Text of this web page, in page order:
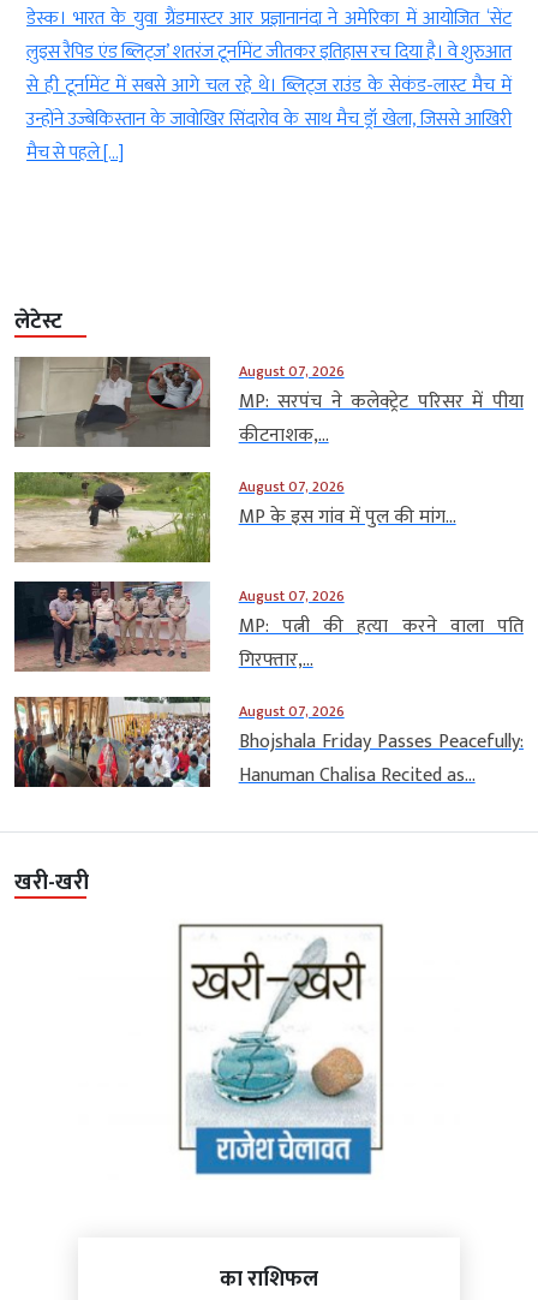
डेस्क। भारत के युवा ग्रैंडमास्टर आर प्रज्ञानानंदा ने अमेरिका में आयोजित ‘सेंट
लुइस रैपिड एंड ब्लिट्ज’ शतरंज टूर्नामेंट जीतकर इतिहास रच दिया है। वे शुरुआत
से ही टूर्नामेंट में सबसे आगे चल रहे थे। ब्लिट्ज राउंड के सेकंड-लास्ट मैच में
उन्होंने उज्बेकिस्तान के जावोखिर सिंदारोव के साथ मैच ड्रॉ खेला, जिससे आखिरी
मैच से पहले […]
लेटेस्ट
August 07, 2026
MP: सरपंच ने कलेक्ट्रेट परिसर में पीया
कीटनाशक,...
August 07, 2026
MP के इस गांव में पुल की मांग...
August 07, 2026
MP: पत्नी की हत्या करने वाला पति
गिरफ्तार,...
August 07, 2026
Bhojshala Friday Passes Peacefully:
Hanuman Chalisa Recited as...
खरी-खरी
का राशिफल